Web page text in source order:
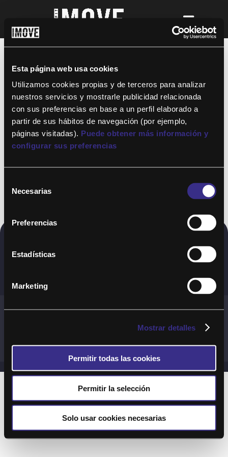
Esta página web usa cookies
Utilizamos cookies propias y de terceros para analizar
nuestros servicios y mostrarle publicidad relacionada
con sus preferencias en base a un perfil elaborado a
partir de sus hábitos de navegación (por ejemplo,
páginas visitadas). Puede obtener más información y
configurar sus preferencias
Necesarias
Preferencias
Estadísticas
Marketing
Mostrar detalles
Permitir todas las cookies
Permitir la selección
Solo usar cookies necesarias
¡Para disfrutar de ALTAFIT MOVE tienes
así podrás acceder a todos nuestros
entrenamientos y clases online donde
quieras!
Copyright © 2020. Todos los derechos
Términos y Cond. Generales de uso del Servicio
Preguntas Frecuentes